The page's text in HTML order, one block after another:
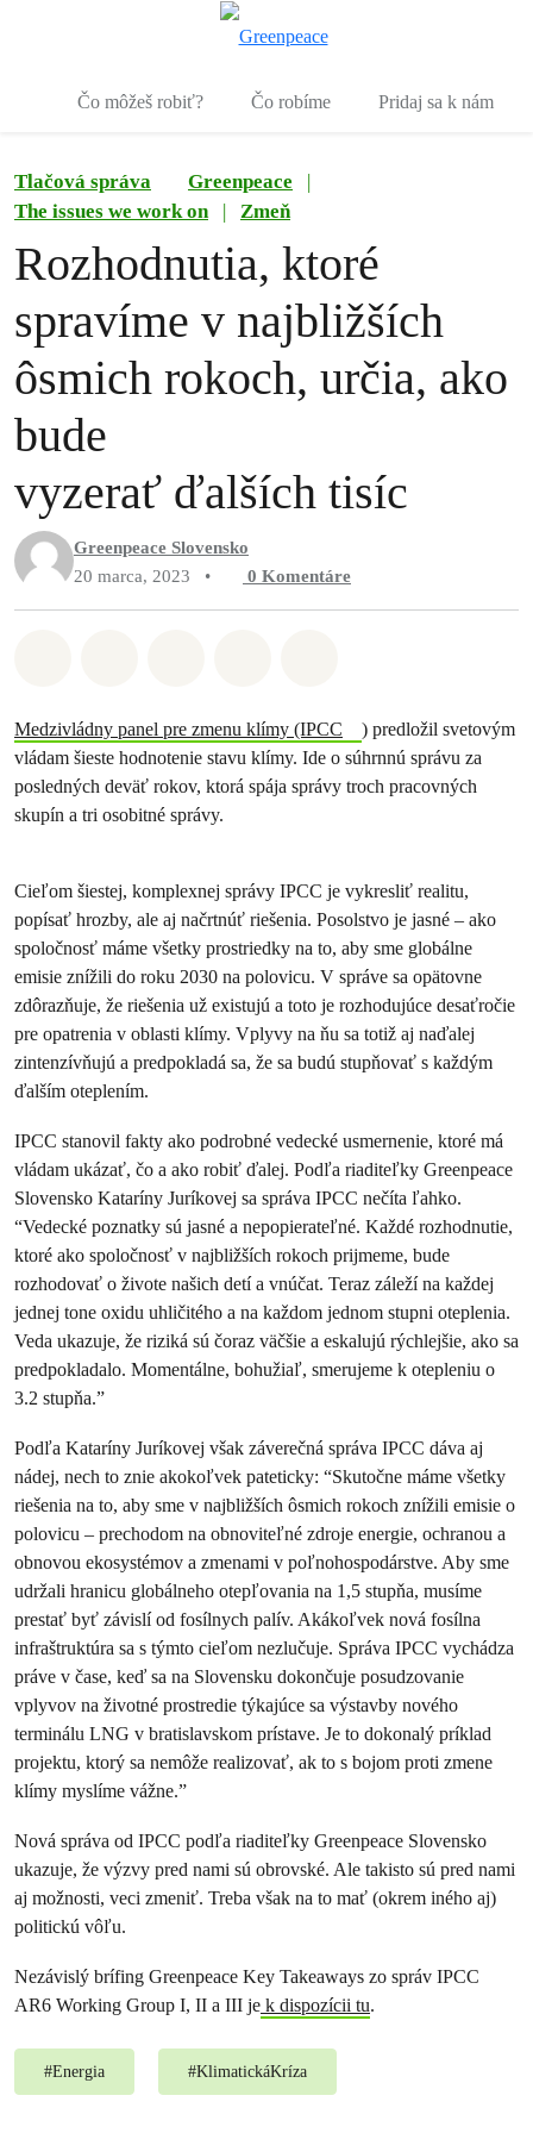
Čo môžeš robiť? Čo robíme Pridaj sa k nám
Tlačová správa Greenpeace
|
The issues we work on
| Zmeň
Rozhodnutia, ktoré
spravíme v najbližších
ôsmich rokoch, určia, ako
bude
vyzerať ďalších tisíc
Greenpeace Slovensko
20 marca, 2023
• 0 Komentáre
Medzivládny panel pre zmenu klímy (IPCC
) predložil svetovým
vládam šieste hodnotenie stavu klímy. Ide o súhrnnú správu za
posledných deväť rokov, ktorá spája správy troch pracovných
skupín a tri osobitné správy.
Cieľom šiestej, komplexnej správy IPCC je vykresliť realitu,
popísať hrozby, ale aj načrtnúť riešenia. Posolstvo je jasné – ako
spoločnosť máme všetky prostriedky na to, aby sme globálne
emisie znížili do roku 2030 na polovicu. V správe sa opätovne
zdôrazňuje, že riešenia už existujú a toto je rozhodujúce desaťročie
pre opatrenia v oblasti klímy. Vplyvy na ňu sa totiž aj naďalej
zintenzívňujú a predpokladá sa, že sa budú stupňovať s každým
ďalším oteplením.
IPCC stanovil fakty ako podrobné vedecké usmernenie, ktoré má
vládam ukázať, čo a ako robiť ďalej. Podľa riaditeľky Greenpeace
Slovensko Kataríny Juríkovej sa správa IPCC nečíta ľahko.
“Vedecké poznatky sú jasné a nepopierateľné. Každé rozhodnutie,
ktoré ako spoločnosť v najbližších rokoch prijmeme, bude
rozhodovať o živote našich detí a vnúčat. Teraz záleží na každej
jednej tone oxidu uhličitého a na každom jednom stupni oteplenia.
Veda ukazuje, že riziká sú čoraz väčšie a eskalujú rýchlejšie, ako sa
predpokladalo. Momentálne, bohužiaľ, smerujeme k otepleniu o
3.2 stupňa.”
Podľa Kataríny Juríkovej však záverečná správa IPCC dáva aj
nádej, nech to znie akokoľvek pateticky: “Skutočne máme všetky
riešenia na to, aby sme v najbližších ôsmich rokoch znížili emisie o
polovicu – prechodom na obnoviteľné zdroje energie, ochranou a
obnovou ekosystémov a zmenami v poľnohospodárstve. Aby sme
udržali hranicu globálneho otepľovania na 1,5 stupňa, musíme
prestať byť závislí od fosílnych palív. Akákoľvek nová fosílna
infraštruktúra sa s týmto cieľom nezlučuje. Správa IPCC vychádza
práve v čase, keď sa na Slovensku dokončuje posudzovanie
vplyvov na životné prostredie týkajúce sa výstavby nového
terminálu LNG v bratislavskom prístave. Je to dokonalý príklad
projektu, ktorý sa nemôže realizovať, ak to s bojom proti zmene
klímy myslíme vážne.”
Nová správa od IPCC podľa riaditeľky Greenpeace Slovensko
ukazuje, že výzvy pred nami sú obrovské. Ale takisto sú pred nami
aj možnosti, veci zmeniť. Treba však na to mať (okrem iného aj)
politickú vôľu.
Nezávislý brífing Greenpeace Key Takeaways zo správ IPCC
AR6 Working Group I, II a III je k dispozícii tu.
#Energia #KlimatickáKríza